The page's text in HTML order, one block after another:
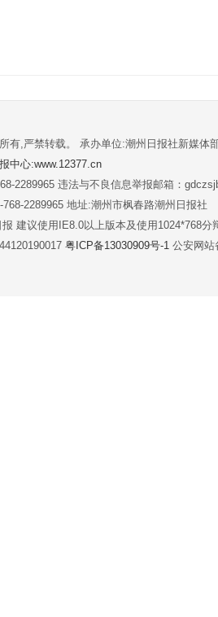
有,严禁转载。 承办单位:潮州日报社新媒体
中心:www.12377.cn
2289965 违法与不良信息举报邮箱：
2289965 地址:潮州市枫春路潮州日报社
建议使用IE8.0以上版本及使用1024*768分
粤ICP备13030909号-1 公安网站